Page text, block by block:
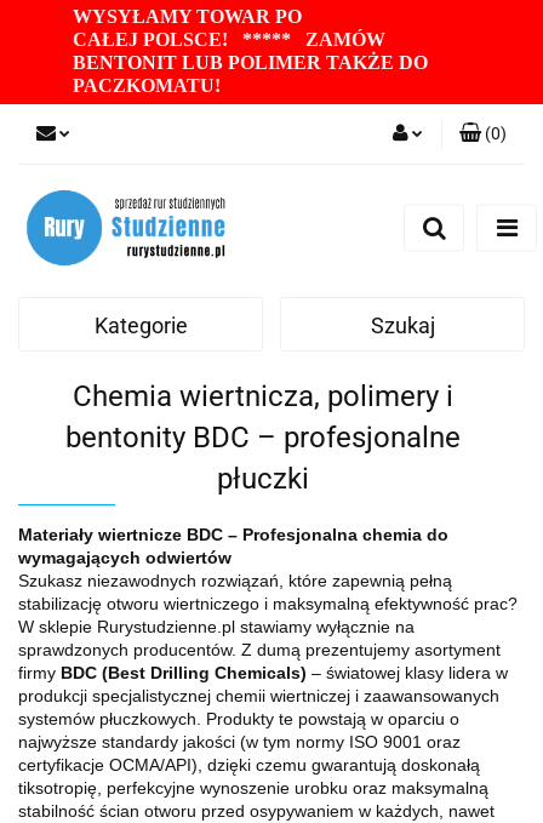
WYSYŁAMY TOWAR PO
CAŁEJ POLSCE! ***** ZAMÓW
BENTONIT LUB POLIMER TAKŻE DO
PACZKOMATU!
(0)
Kategorie Szukaj
Chemia wiertnicza, polimery i
bentonity BDC – profesjonalne
płuczki
Materiały wiertnicze BDC – Profesjonalna chemia do
wymagających odwiertów
Szukasz niezawodnych rozwiązań, które zapewnią pełną
stabilizację otworu wiertniczego i maksymalną efektywność prac?
W sklepie Rurystudzienne.pl stawiamy wyłącznie na
sprawdzonych producentów. Z dumą prezentujemy asortyment
firmy BDC (Best Drilling Chemicals) – światowej klasy lidera w
produkcji specjalistycznej chemii wiertniczej i zaawansowanych
systemów płuczkowych. Produkty te powstają w oparciu o
najwyższe standardy jakości (w tym normy ISO 9001 oraz
certyfikacje OCMA/API), dzięki czemu gwarantują doskonałą
tiksotropię, perfekcyjne wynoszenie urobku oraz maksymalną
stabilność ścian otworu przed osypywaniem w każdych, nawet